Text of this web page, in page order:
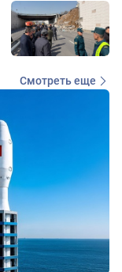
Смотреть еще